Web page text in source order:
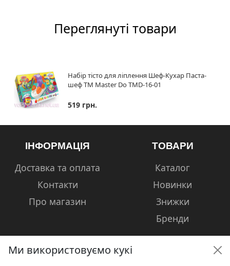
Переглянуті товари
Набір тісто для ліплення Шеф-Кухар Паста-
шеф ТМ Master Do TMD-16-01
519 грн.
ІНФОРМАЦІЯ
Доставка та оплата
Контакти
Про магазин
ТОВАРИ
Каталог
Новинки
Знижки
Бренди
Ми використовуємо кукі